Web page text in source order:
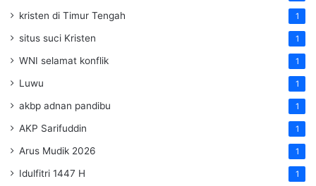
kristen di Timur Tengah 1
situs suci Kristen 1
WNI selamat konflik 1
Luwu 1
akbp adnan pandibu 1
AKP Sarifuddin 1
Arus Mudik 2026 1
Idulfitri 1447 H 1